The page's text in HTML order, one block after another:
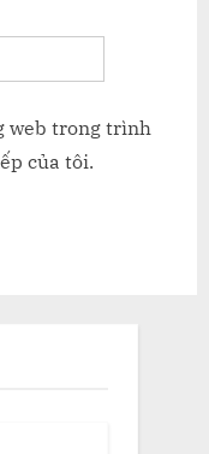
web trong trình
của tôi.